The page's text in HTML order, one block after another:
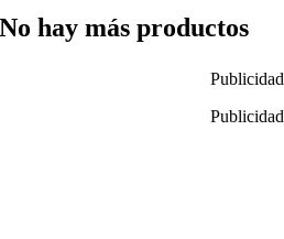
No hay más productos
Publicidad
Publicidad